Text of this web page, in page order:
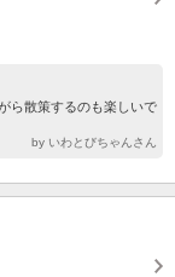
ら散策するのも楽しいで
by いわとびちゃんさん